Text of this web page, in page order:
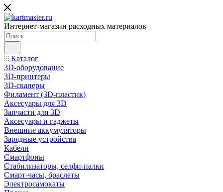
Интернет-магазин расходных материалов
Каталог
3D-оборудование
3D-принтеры
3D-сканеры
Филамент (3D-пластик)
Аксесуары для 3D
Запчасти для 3D
Аксесуары и гаджеты
Внешние аккумуляторы
Зарядные устройства
Кабели
Смартфоны
Стабилизаторы, селфи-палки
Смарт-часы, браслеты
Электросамокаты